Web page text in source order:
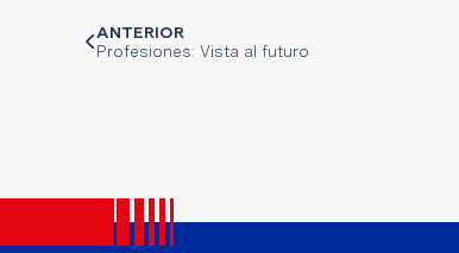
ANTERIOR
Profesiones: Vista al futuro